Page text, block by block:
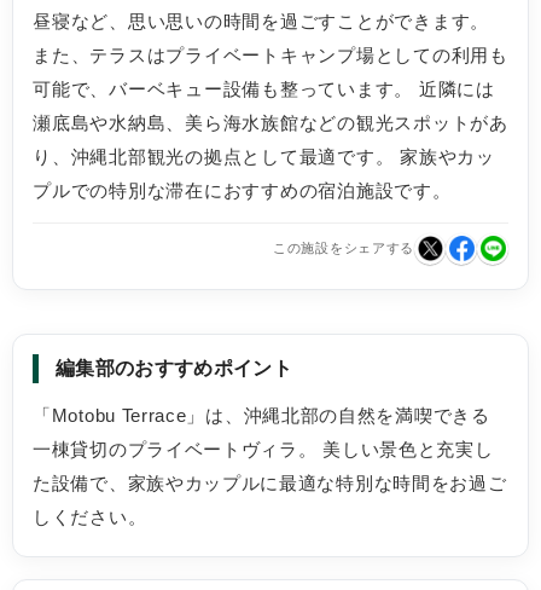
昼寝など、思い思いの時間を過ごすことができます。
また、テラスはプライベートキャンプ場としての利用も
可能で、バーベキュー設備も整っています。 近隣には
瀬底島や水納島、美ら海水族館などの観光スポットがあ
り、沖縄北部観光の拠点として最適です。 家族やカッ
プルでの特別な滞在におすすめの宿泊施設です。
この施設をシェアする
編集部のおすすめポイント
「Motobu Terrace」は、沖縄北部の自然を満喫できる
一棟貸切のプライベートヴィラ。 美しい景色と充実し
た設備で、家族やカップルに最適な特別な時間をお過ご
しください。